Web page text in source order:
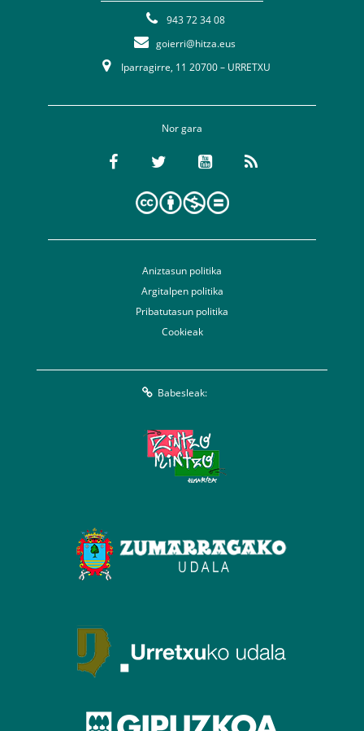
943 72 34 08
goierri@hitza.eus
Iparragirre, 11 20700 – URRETXU
Nor gara
Aniztasun politika
Argitalpen politika
Pribatutasun politika
Cookieak
Babesleak: